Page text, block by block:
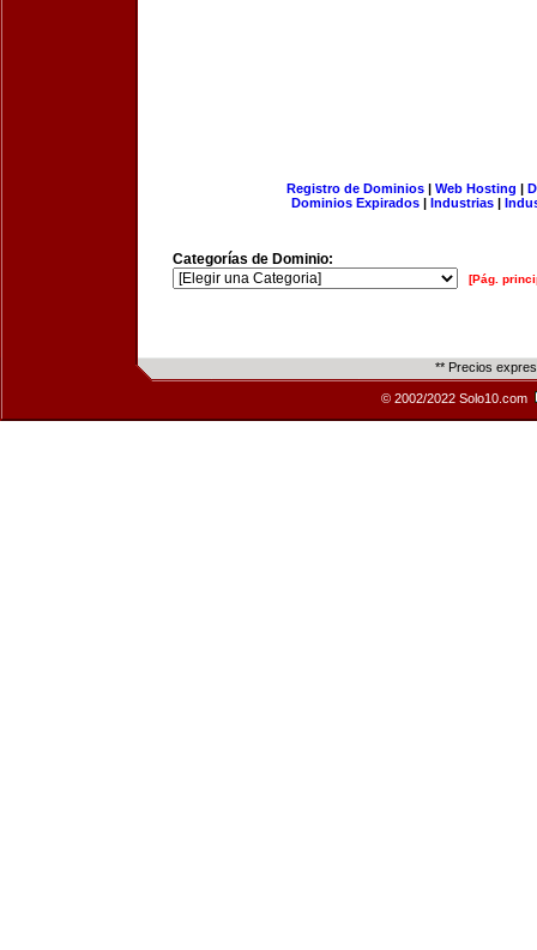
Registro de Dominios| Web Hosting |
Dominios Expirados | Industrias |
Categorías de Dominio:
[Pág.
** Precios
© 2002/2022 Solo10.com